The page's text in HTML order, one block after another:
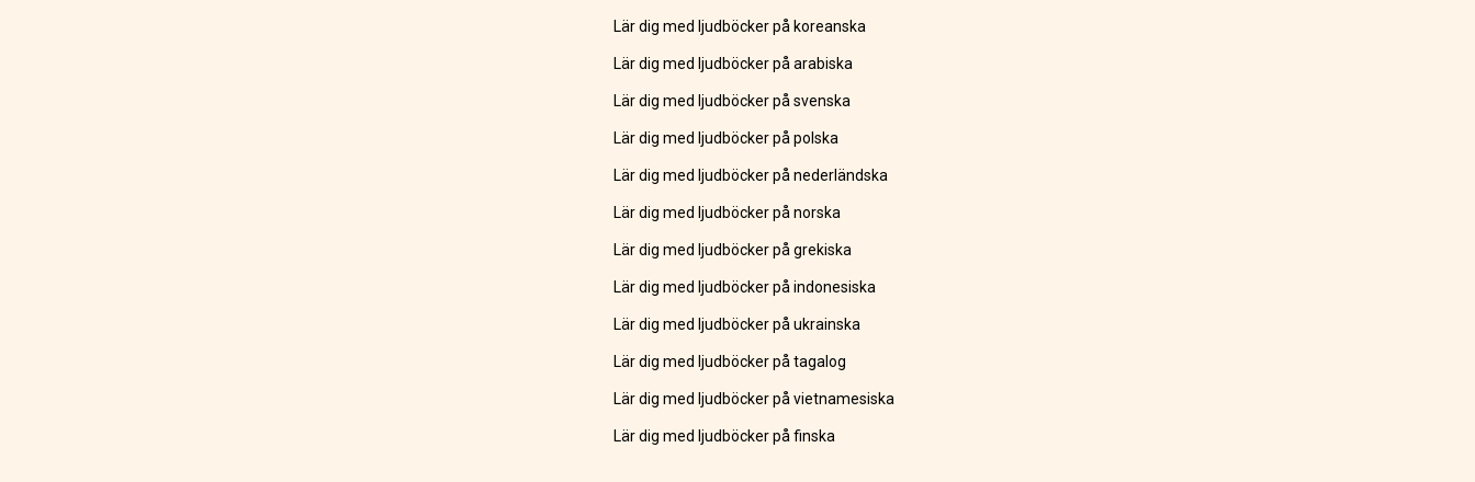
Lär dig med ljudböcker på koreanska
Lär dig med ljudböcker på arabiska
Lär dig med ljudböcker på svenska
Lär dig med ljudböcker på polska
Lär dig med ljudböcker på nederländska
Lär dig med ljudböcker på norska
Lär dig med ljudböcker på grekiska
Lär dig med ljudböcker på indonesiska
Lär dig med ljudböcker på ukrainska
Lär dig med ljudböcker på tagalog
Lär dig med ljudböcker på vietnamesiska
Lär dig med ljudböcker på finska